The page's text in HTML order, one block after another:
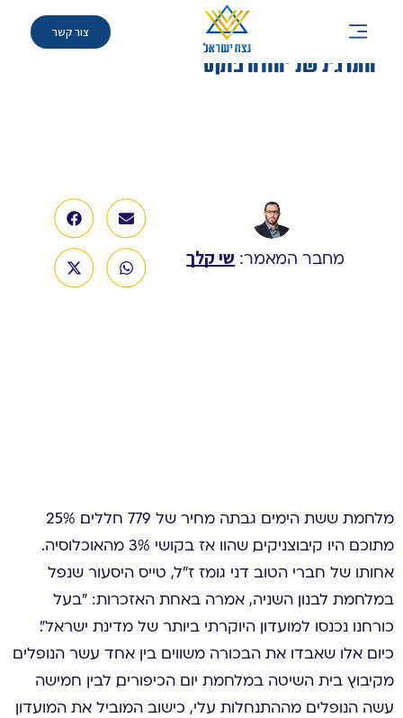
צור קשר »מאמרים התרגיל של יהודה פוקס
התרגיל של יהודה פוקס
מחבר המאמר: שי קלך
מלחמת ששת הימים גבתה מחיר של 779 חללים. 25%
מתוכם היו קיבוצניקים, שהוו אז בקושי 3% מהאוכלוסיה.
אחותו של חברי הטוב דני גומז ז״ל, טייס היסעור שנפל
במלחמת לבנון השניה, אמרה באחת האזכרות: ״בעל
כורחנו נכנסו למועדון היוקרתי ביותר של מדינת ישראל״.
כיום אלו שאבדו את הבכורה משווים בין אחד עשר הנופלים
מקיבוץ בית השיטה במלחמת יום הכיפורים, לבין חמישה
עשה הנופלים מההתנחלות עלי, כישוב המוביל את המועדון